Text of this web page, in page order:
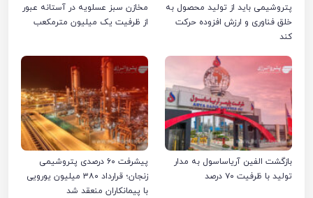
پتروشیمی باید از تولید محصول به
خلق فناوری و ارزش افزوده حرکت
کند
مخازن سبز عسلویه در آستانه عبور
از ظرفیت یک میلیون مترمکعب
بازگشت الفین آریاساسول به مدار
تولید با ظرفیت ۷۰ درصد
پیشرفت ۶۰ درصدی پتروشیمی
زنجان؛ قرارداد ۳۸۰ میلیون یورویی
با پیمانکاران منعقد شد